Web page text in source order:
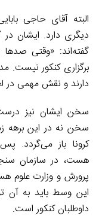
البته آقای حاجی
دیگری دارد. ایشان
گفته‌اند: «وقتی
برگزاری کنکور نیست.
دارند و نقش مهمی در
سخن ایشان نیز
سخن نه در این برهه
کرونا باز می‌گردد.
هست، در سازمان
پرورش و وزارت علوم
این وسط باید به آن
داوطلبان کنکور است.